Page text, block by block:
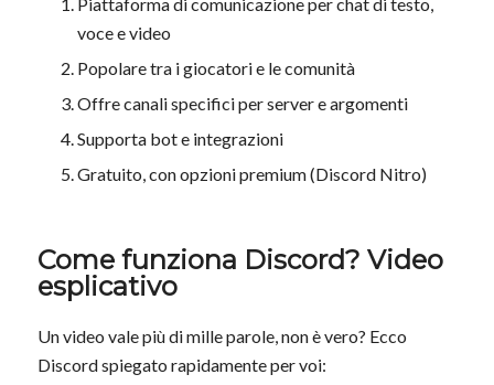
voce e video
Popolare tra i giocatori e le comunità
Offre canali specifici per server e argomenti
Supporta bot e integrazioni
Gratuito, con opzioni premium (Discord Nitro)
Come funziona Discord? Video
esplicativo
Un video vale più di mille parole, non è vero? Ecco
Discord spiegato rapidamente per voi: